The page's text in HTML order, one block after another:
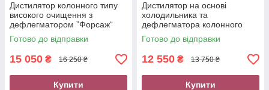
Дистилятор колонного типу
високого очищення з
дефлегматором ”Форсаж“
Samogray 2 дюйми бак 100 л
Готово до відправки
15 050 ₴ 16 250 ₴
Купити
Дистилятор на основі
холодильника та
дефлегматора колонного
типу Форсаж Samogray 2
дюйми 43 літри
Готово до відправки
12 550 ₴ 13 750 ₴
Купити